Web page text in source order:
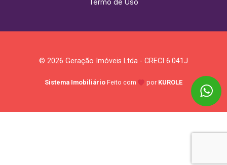
Termo de Uso
© 2026 Geração Imóveis Ltda - CRECI 6.041J
Sistema Imobiliário Feito com por KUROLE